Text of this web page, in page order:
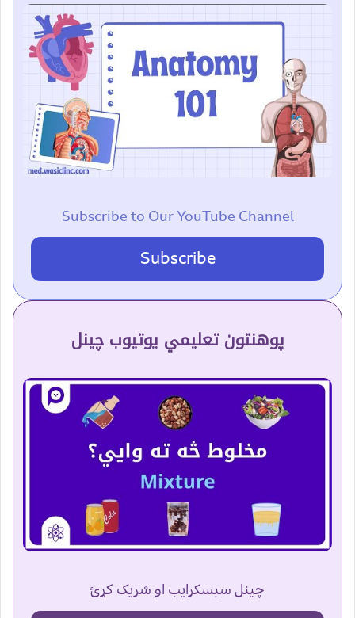
Subscribe to Our YouTube Channel
Subscribe
پوهنتون تعلیمي یوتیوب چینل
چینل سبسکرایب او شریک کړئ